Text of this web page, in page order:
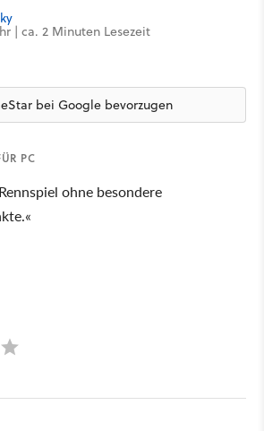
| ca. 2 Minuten Lesezeit
bei Google bevorzugen
PC
ohne besondere